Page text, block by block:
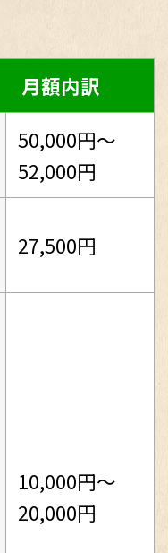
月額内訳
50,000円～
52,000円
27,500円
10,000円～
20,000円